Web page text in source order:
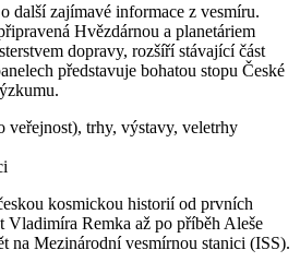
další zajímavé informace z vesmíru.
Hvězdárnou a planetáriem
dopravy, rozšíří stávající část
představuje bohatou stopu České
veřejnost), trhy, výstavy, veletrhy
kosmickou historií od prvních
Vladimíra Remka až po příběh Aleše
na Mezinárodní vesmírnou stanici (ISS).